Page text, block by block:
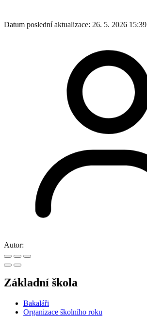
Datum poslední aktualizace: 26. 5. 2026 15:39
Autor:
Základní škola
Bakaláři
Organizace školního roku